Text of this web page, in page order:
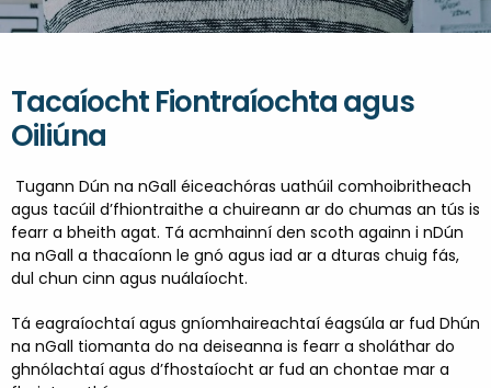
NGALL
ENGLISH
Tacaíocht Fiontraíochta agus
Oiliúna
Tugann Dún na nGall éiceachóras uathúil comhoibritheach
agus tacúil d’fhiontraithe a chuireann ar do chumas an tús is
fearr a bheith agat. Tá acmhainní den scoth againn i nDún
na nGall a thacaíonn le gnó agus iad ar a dturas chuig fás,
dul chun cinn agus nuálaíocht.
Tá eagraíochtaí agus gníomhaireachtaí éagsúla ar fud Dhún
na nGall tiomanta do na deiseanna is fearr a sholáthar do
ghnólachtaí agus d’fhostaíocht ar fud an chontae mar a